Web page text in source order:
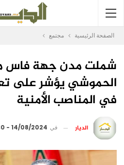
الصفحة الرئيسية مجتمع
شملت مدن جهة فاس
الحموشي يؤشر على
في المناصب الأمنية
الديار في 14/08/2024 - 18:30